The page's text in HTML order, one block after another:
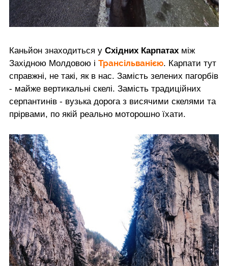
Каньйон знаходиться у Східних Карпатах між
Західною Молдовою і Трансільванією. Карпати тут
справжні, не такі, як в нас. Замість зелених пагорбів
- майже вертикальні скелі. Замість традиційних
серпантинів - вузька дорога з висячими скелями та
прірвами, по якій реально моторошно їхати.